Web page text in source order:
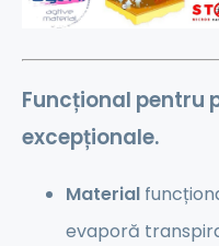
Funcțional pentru
excepționale.
Material
evaporă